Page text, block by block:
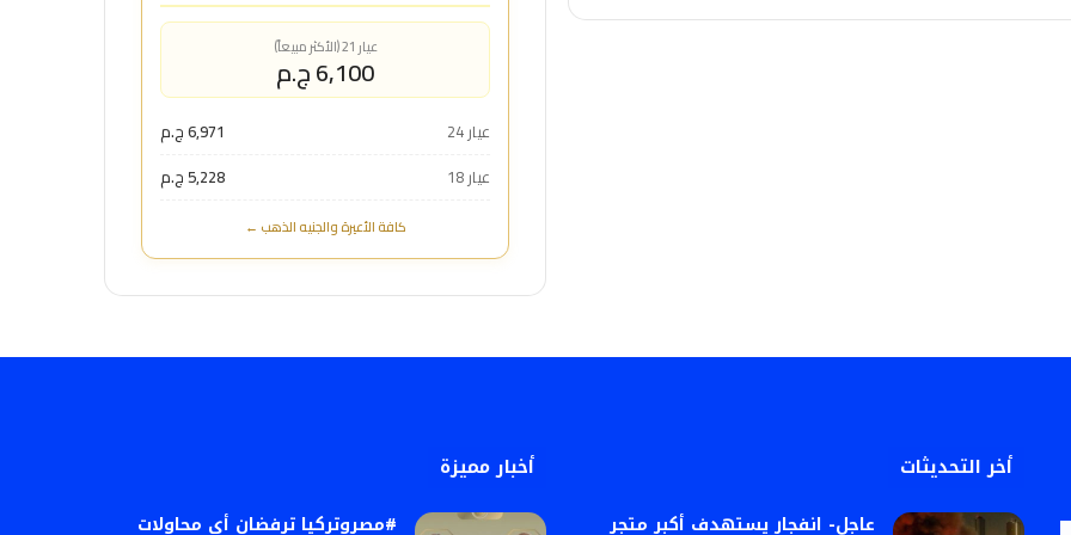
عيار 21 (الأكثر مبيعاً)
6,100 ج.م
عيار 24
6,971 ج.م
عيار 18
5,228 ج.م
كافة الأعيرة والجنيه الذهب ←
أخر التحديثات
عاجل- انفجار يستهدف أكبر متجر
أخبار مميزة
#مصروتركيا ترفضان أي محاولات